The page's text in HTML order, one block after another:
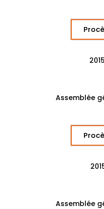
Assemblée
Assemblée